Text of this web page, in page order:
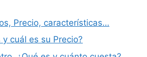
Precio, características…
y cuál es su Precio?